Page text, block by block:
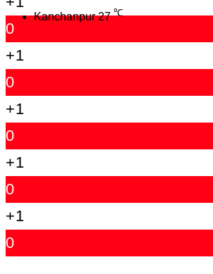
Kanchanpur 27℃
0
+1
0
+1
0
+1
0
+1
0